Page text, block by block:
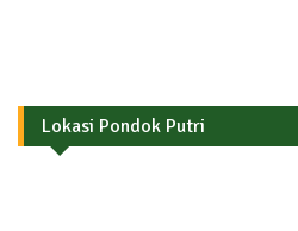
Lokasi Pondok Putri